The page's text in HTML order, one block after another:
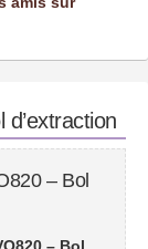
– Bol